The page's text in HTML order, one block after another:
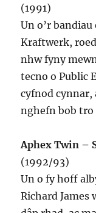
(1991)
Un o’r
Kraftwerk,
nhw fyny
tecno o Public
cyfnod cynnar,
nghefn bob tro
Aphex Twin –
(1992/93)
Un o fy hoff
Richard James